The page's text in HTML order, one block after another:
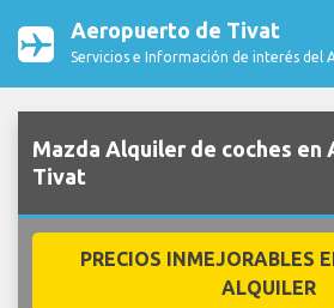
Aeropuerto de Tivat
Servicios e Información de interés del
Mazda Alquiler de coches en
Tivat
PRECIOS INMEJORABLES
ALQUILER